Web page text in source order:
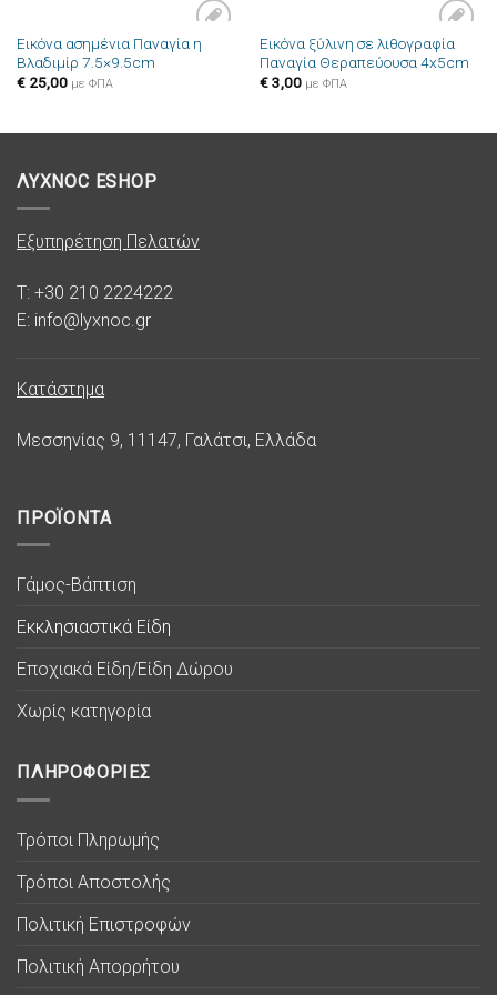
Πρόσθήκη
Εικόνα ασημένια Παναγία η
Βλαδιμίρ 7.5×9.5cm
€25,00 με ΦΠΑ
Πρόσθήκη
στην λίστα
Εικόνα ξύλινη σε λιθογραφία
Παναγία Θεραπεύουσα 4x5cm
€3,00 με ΦΠΑ
ΛΥΧΝΟC ESHOP
Εξυπηρέτηση Πελατών
T: +30 210 2224222
E: info@lyxnoc.gr
Κατάστημα
Μεσσηνίας 9, 11147, Γαλάτσι, Ελλάδα
ΠΡΟΪΟΝΤΑ
Γάμος-Βάπτιση
Εκκλησιαστικά Είδη
Εποχιακά Είδη/Είδη Δώρου
Χωρίς κατηγορία
ΠΛΗΡΟΦΟΡΙΕΣ
Τρόποι Πληρωμής
Τρόποι Αποστολής
Πολιτική Επιστροφών
Πολιτική Απορρήτου